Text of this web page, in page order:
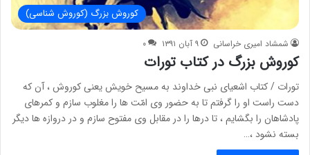
کوروش بزرگ (کوروش شناسی)
شمشاد امیری خراسانی ۹ آبان ۱۳۹۱ ۰
کوروش بزرگ در کتاب تورات
تورات / کتاب اشعیای نبی خداوند به مسيح خويش يعنی کوروش ، آن که
دست راست او را گرفتم تا به حضور وی امّت ها را مغلوب سازم و کمرهای
پادشاهان را بگشايم ، تا درها را در مقابل وی مفتوح سازم و در دروازه ها ديگر
بسته نشود ،…